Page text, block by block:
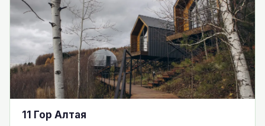
11 Гор Алтая